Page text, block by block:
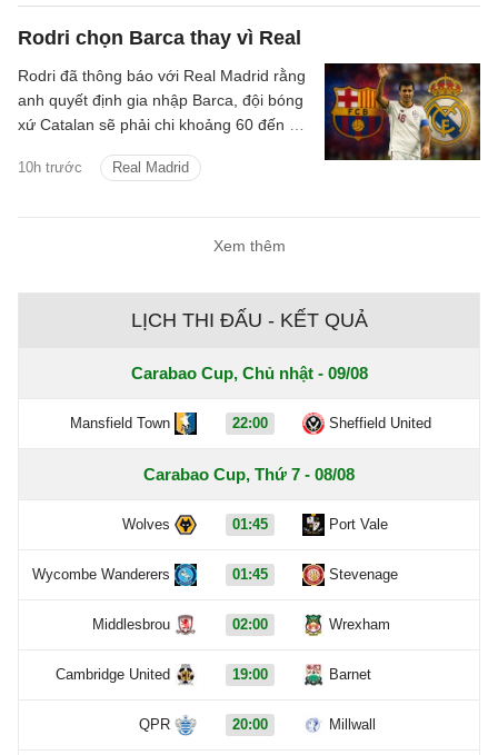
Rodri chọn Barca thay vì Real
10h trước Real Madrid
Rodri đã thông báo với Real Madrid rằng
anh quyết định gia nhập Barca, đội bóng
xứ Catalan sẽ phải chi khoảng 60 đến 70
cần.
Xem thêm
LỊCH THI ĐẤU - KẾT QUẢ
Carabao Cup, Chủ nhật - 09/08
Mansfield Town 22:00 Sheffield United
Carabao Cup, Thứ 7 - 08/08
Wolves 01:45 Port Vale
Wycombe Wanderers 01:45 Stevenage
Middlesbrou 02:00 Wrexham
Cambridge United 19:00 Barnet
QPR 20:00 Millwall